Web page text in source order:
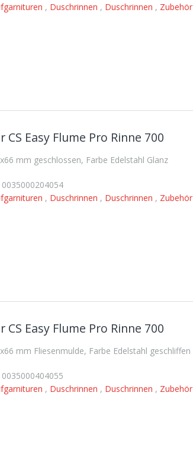
, Duschrinnen , Duschrinnen , Zubehör
CS Easy Flume Pro Rinne 700
mm geschlossen, Farbe Edelstahl Glanz
0035000204054
, Duschrinnen , Duschrinnen , Zubehör
CS Easy Flume Pro Rinne 700
mm Fliesenmulde, Farbe Edelstahl geschliffen
0035000404055
, Duschrinnen , Duschrinnen , Zubehör